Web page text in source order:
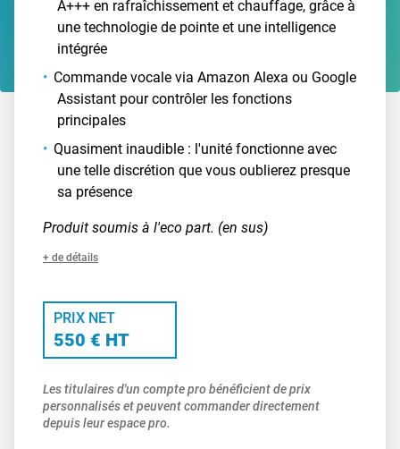
A+++ en rafraîchissement et chauffage, grâce à
une technologie de pointe et une intelligence
intégrée
Commande vocale via Amazon Alexa ou Google
Assistant pour contrôler les fonctions
principales
Quasiment inaudible : l'unité fonctionne avec
une telle discrétion que vous oublierez presque
sa présence
Produit soumis à l'eco part. (en sus)
+ de détails
PRIX NET
550 € HT
Les titulaires d'un compte pro bénéficient de prix
personnalisés et peuvent commander directement
depuis leur espace pro.